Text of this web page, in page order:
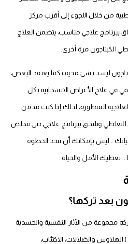
من خلال اللجوء إلى أقرب مركز
ببرنامج علاجي مناسب، يتضمن العلاج
الكبتاجون مرة أخرى.
ليست شئ مخيف كما يعتقد البعض،
في علاج الأعراض الانسحابية بكل
المتطورة، لذلك إذا كنت مدمن
وتلتحق ببرنامج علاجي حتى تتخلص
.. ليس بإمكانك أن تتخذ الخطوة
نعطيك الأمل والحياة.
بعد تركها؟
مجموعة من الآثار النفسية والجسدية
والضلالات، الاكتئاب،